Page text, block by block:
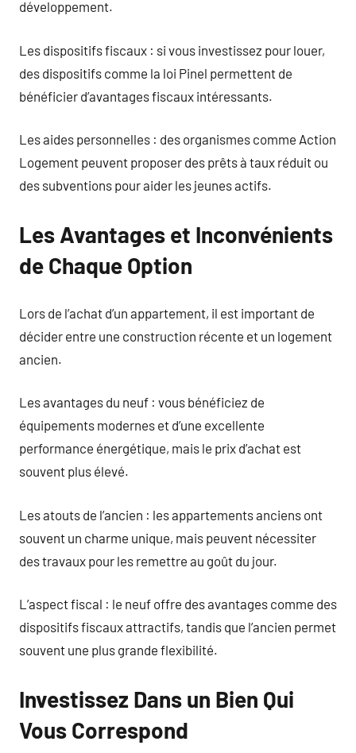
développement.
Les dispositifs fiscaux : si vous investissez pour louer,
des dispositifs comme la loi Pinel permettent de
bénéficier d’avantages fiscaux intéressants.
Les aides personnelles : des organismes comme Action
Logement peuvent proposer des prêts à taux réduit ou
des subventions pour aider les jeunes actifs.
Les Avantages et Inconvénients
de Chaque Option
Lors de l’achat d’un appartement, il est important de
décider entre une construction récente et un logement
ancien.
Les avantages du neuf : vous bénéficiez de
équipements modernes et d’une excellente
performance énergétique, mais le prix d’achat est
souvent plus élevé.
Les atouts de l’ancien : les appartements anciens ont
souvent un charme unique, mais peuvent nécessiter
des travaux pour les remettre au goût du jour.
L’aspect fiscal : le neuf offre des avantages comme des
dispositifs fiscaux attractifs, tandis que l’ancien permet
souvent une plus grande flexibilité.
Investissez Dans un Bien Qui
Vous Correspond